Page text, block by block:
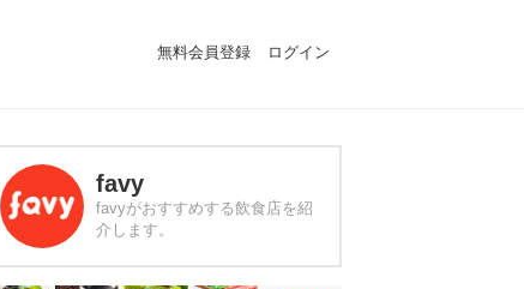
無料会員登録 ログイン
favy
favyがおすすめする飲食店を紹
介します。